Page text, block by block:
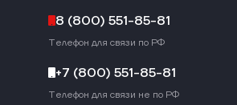
8 (800) 551-85-81
Телефон для связи по РФ
+7 (800) 551-85-81
Телефон для связи не по РФ